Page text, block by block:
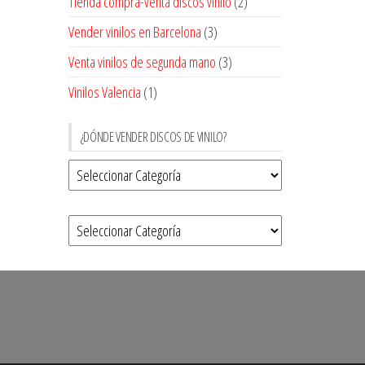
Vender vinilos en Barcelona (3)
Venta vinilos de segunda mano (3)
Vinilos Valencia (1)
¿DÓNDE VENDER DISCOS DE VINILO?